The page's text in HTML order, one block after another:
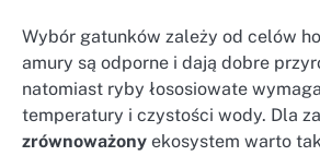
Wybór gatunków zależy od celów
amury są odporne i dają dobre
natomiast ryby łososiowate
temperatury i czystości wody. Dla
zrównoważony ekosystem warto